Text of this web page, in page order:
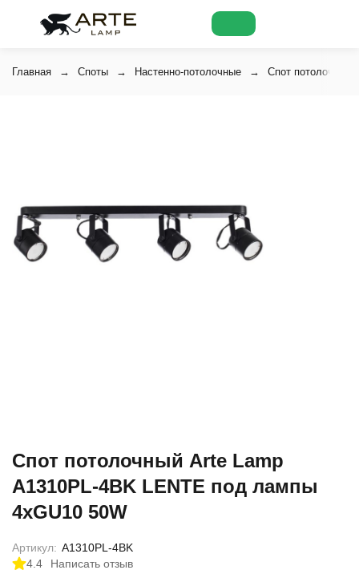
Главная Споты Настенно-потолочные Спот потолочный
Спот потолочный Arte Lamp
A1310PL-4BK LENTE под лампы
4xGU10 50W
4.4 Написать отзыв
Артикул: A1310PL-4BK